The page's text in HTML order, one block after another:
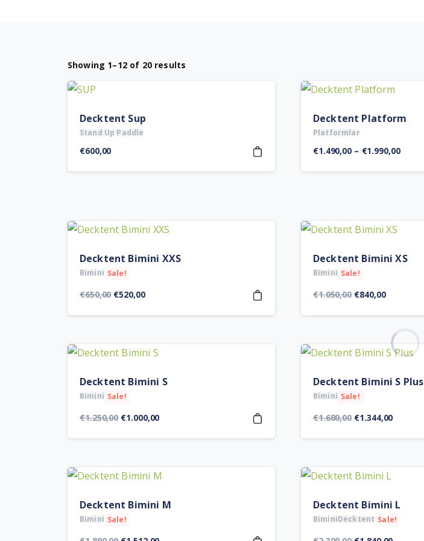
Showing 1–12 of 20 results
Decktent Sup
Stand Up Paddle
€600,00
Decktent Platform
Platformlar
€1.490,00 – €1.990,00Fiyat
Decktent Bimini XXS
Bimini Sale!
€650,00 Orijinal
€520,00Şu
Decktent Bimini XS
Bimini Sale!
€1.050,00 Orijinal
€840,00Şu
€840,00.
Decktent Bimini S
Bimini Sale!
€1.250,00 Orijinal
€1.000,00Şu
Decktent Bimini S Plus
Bimini Sale!
€1.680,00 Orijinal
€1.344,00Şu
Decktent Bimini M
Bimini Sale!
Decktent Bimini L
BiminiDecktent Sale!